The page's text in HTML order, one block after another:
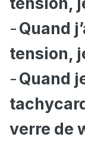
-Quand
tension,
-Quand
verre de